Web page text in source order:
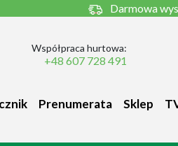
Darmowa
Współpraca hurtowa:
+48 607 728 491
Prenumerata Sklep